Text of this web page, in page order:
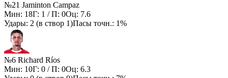
№21 Jaminton Campaz
Мин: 18Г: 1 / П: 0Оц: 7.6
Удары: 2 (в створ 1)Пасы точн.: 1%
№6 Richard Ríos
Мин: 10Г: 0 / П: 0Оц: 6.3